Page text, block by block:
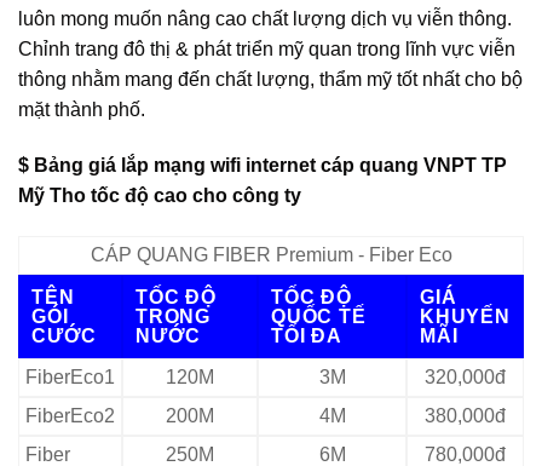
luôn mong muốn nâng cao chất lượng dịch vụ viễn thông.
Chỉnh trang đô thị & phát triển mỹ quan trong lĩnh vực viễn
thông nhằm mang đến chất lượng, thẩm mỹ tốt nhất cho bộ
mặt thành phố.
$ Bảng giá lắp mạng wifi internet cáp quang VNPT TP
Mỹ Tho tốc độ cao cho công ty
CÁP QUANG FIBER Premium - Fiber Eco
TÊN
GÓI
CƯỚC
TỐC ĐỘ
TRONG
NƯỚC
TỐC ĐỘ
QUỐC TẾ
TỐI ĐA
GIÁ
KHUYẾN
MÃI
FiberEco1
120M 3M
320,000đ
FiberEco2
200M 4M
380,000đ
Fiber
250M 6M 780,000đ